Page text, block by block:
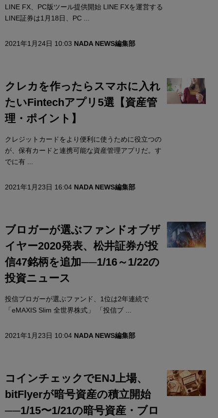
LINE FX、PC版ツール提供開始 LINE FXを運営する
LINE証券は1月18日、PC ...
2021年1月24日 10:03 NADA NEWS編集部
クレカを作ったらスマホに入れ
たいFintechアプリ5選【資産管
理・ポイント】
クレジットカードをより便利に使うために役立つの
が、保有カードと連携可能な資産管理アプリだ。す
でに有 ...
2021年1月23日 16:04 NADA NEWS編集部
ブロガーが選ぶファンドオブザ
イヤー2020発表、松井証券が投
信47銘柄を追加──1/16～1/22の
投資ニュース
投信ブロガーが選ぶファンド、1位は2年連続で
「eMAXIS Slim 全世界株式」 「投信ブ ...
2021年1月23日 10:04 NADA NEWS編集部
コインチェックでENJ上場、
bitFlyerが暗号資産の積立開始
──1/15〜1/21の暗号資産・ブロ